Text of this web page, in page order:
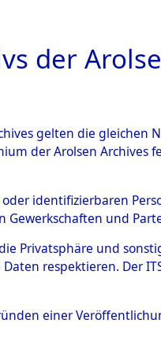
ÜBERSICHT BILD
der
gelten die
der Arolsen
identifizierbaren
und
Privatsphäre und
respektieren. Der
einer